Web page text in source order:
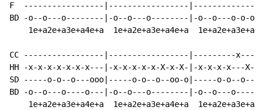
F  -----------------|-----------------|-------------
BD -o--o---o--------|-o--o---o--------|-o--o---o-o-
1e+a2e+a3e+a4e+a  1e+a2e+a3e+a4e+a
CC -----------------|-----------------|---------
HH -x-x-x-x-x-x-x---|-x-x-x-x-x-X-x-X-|-x-x-x-x---X-
SD -----o-o--o---ooo|-----o-o--o--oo-o|-----o-o--o--
BD -o--o---o----o---|-o--o---o--------|-o--o---
1e+a2e+a3e+a4e+a  1e+a2e+a3e+a4e+a